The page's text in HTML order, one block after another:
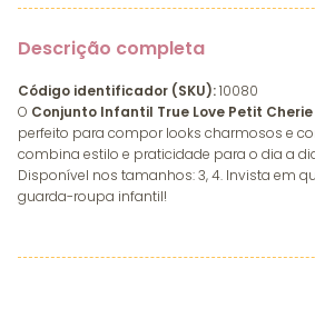
Descrição completa
Código identificador (SKU):10080
O Conjunto Infantil True Love Petit Cherie
perfeito para compor looks charmosos e
combina estilo e praticidade para o dia a
Disponível nos tamanhos: 3, 4. Invista em
guarda-roupa infantil!